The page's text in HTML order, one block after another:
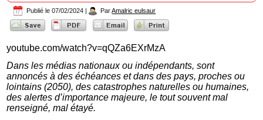
Publié le 07/02/2024 | Par Amalric eulsaur
youtube.com/watch?v=qQZa6EXrMzA
Dans les médias nationaux ou indépendants, sont
annoncés à des échéances et dans des pays, proches ou
lointains (2050), des catastrophes naturelles ou humaines,
des alertes d’importance majeure, le tout souvent mal
renseigné, mal étayé.